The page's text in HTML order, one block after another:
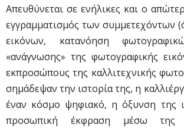
Απευθύνεται σε ενήλικες και ο
εγγραμματισμός των συμμετεχόντων
εικόνων, κατανόηση
«ανάγνωσης» της φωτογραφικής
εκπροσώπους της καλλιτεχνικής
σημάδεψαν την ιστορία της, η
έναν κόσμο ψηφιακό, η όξυνση της
προσωπική έκφραση μέσω της